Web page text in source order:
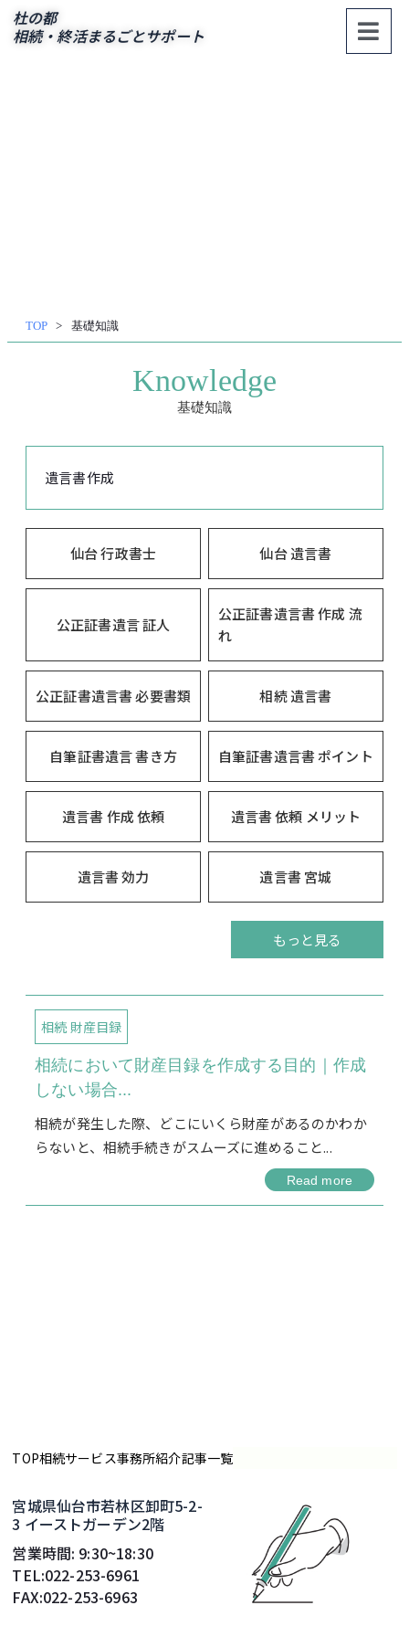
杜の都
相続・終活まるごとサポート
TOP 基礎知識
Knowledge
基礎知識
遺言書作成
仙台 行政書士 仙台 遺言書
公正証書遺言 証人
公正証書遺言書 作成 流
れ
公正証書遺言書 必要書類 相続 遺言書
自筆証書遺言 書き方 自筆証書遺言書 ポイント
遺言書 作成 依頼 遺言書 依頼 メリット
遺言書 効力 遺言書 宮城
もっと見る
相続 財産目録
相続において財産目録を作成する目的｜作成
しない場合...
相続が発生した際、どこにいくら財産があるのかわか
らないと、相続手続きがスムーズに進めること...
Read more
TOP相続サービス事務所紹介記事一覧
宮城県仙台市若林区卸町5-2-
3 イーストガーデン2階
営業時間: 9:30~18:30
TEL:022-253-6961
FAX:022-253-6963